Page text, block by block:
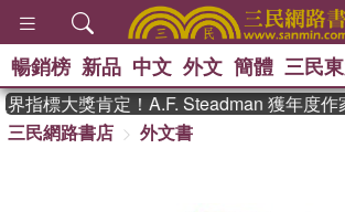
暑
暢銷榜 新品 中文 外文 簡體 三民
指標大獎肯定！A.F. Steadman 獲年度作
三民網路書店
外文書